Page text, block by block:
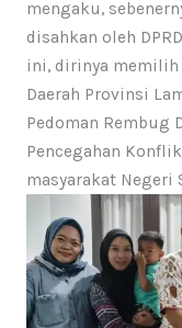
mengaku,
disahkan oleh
ini, dirinya memilih
Daerah Provinsi
Pedoman Rembug
Pencegahan
masyarakat Negeri